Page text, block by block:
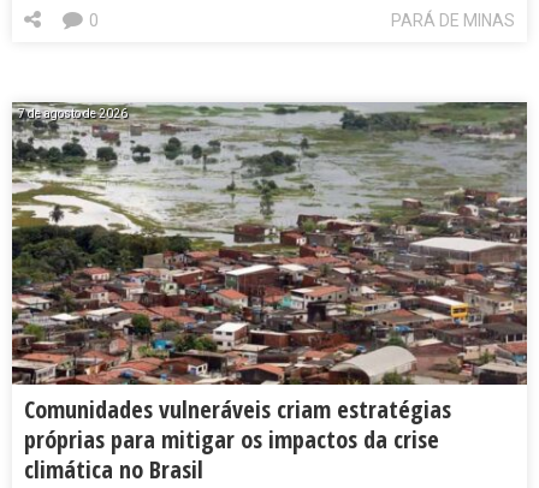
PARÁ DE MINAS
0
7 de agosto de 2026
Comunidades vulneráveis criam estratégias
próprias para mitigar os impactos da crise
climática no Brasil